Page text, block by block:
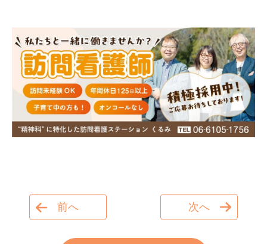
前へ 次へ